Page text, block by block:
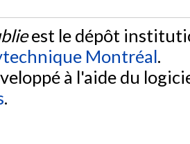
est le dépôt
Montréal.
à l'aide du
.